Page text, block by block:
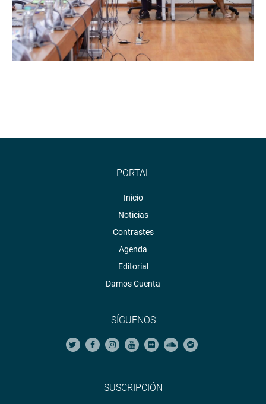
PORTAL
Inicio
Noticias
Contrastes
Agenda
Editorial
Damos Cuenta
SÍGUENOS
SUSCRIPCIÓN